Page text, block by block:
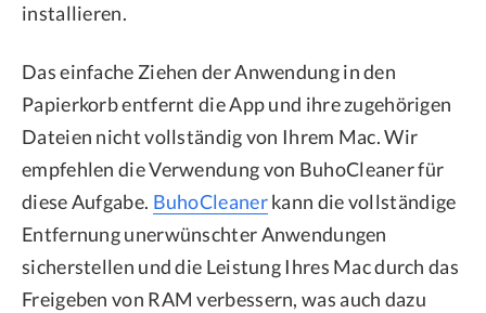
installieren.
Das einfache Ziehen der Anwendung in den
Papierkorb entfernt die App und ihre zugehörigen
Dateien nicht vollständig von Ihrem Mac. Wir
empfehlen die Verwendung von BuhoCleaner für
diese Aufgabe. BuhoCleanerkann die vollständige
Entfernung unerwünschter Anwendungen
sicherstellen und die Leistung Ihres Mac durch das
Freigeben von RAM verbessern, was auch dazu